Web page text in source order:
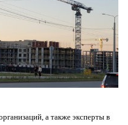
а также эксперты в